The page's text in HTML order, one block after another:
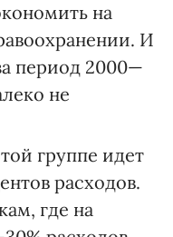
на
И
период 2000—
не
группе идет
расходов.
где на